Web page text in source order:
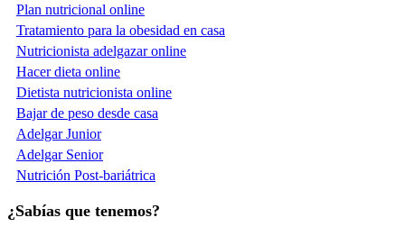
Plan nutricional online
Tratamiento para la obesidad en casa
Nutricionista adelgazar online
Hacer dieta online
Dietista nutricionista online
Bajar de peso desde casa
Adelgar Junior
Adelgar Senior
Nutrición Post-bariátrica
¿Sabías que tenemos?